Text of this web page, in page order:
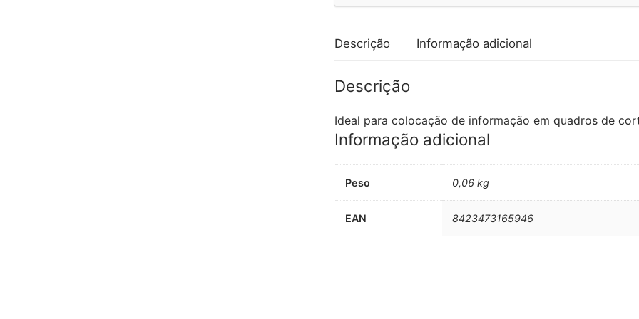
Descrição Informação adicional
Descrição
Ideal para colocação de informação em quadros de
Informação adicional
Peso 0,06 kg
EAN 8423473165946